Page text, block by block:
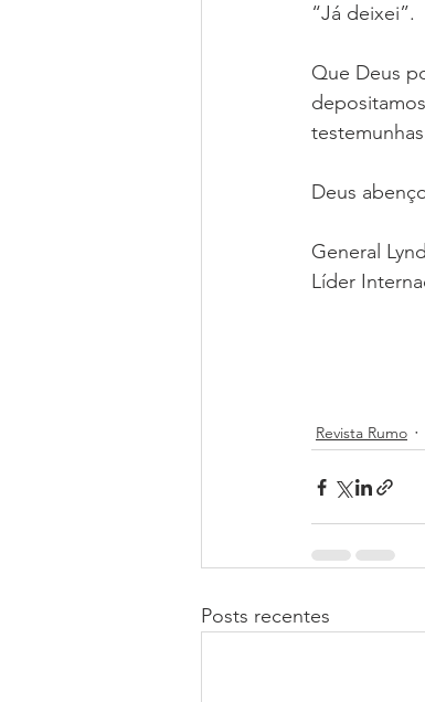
“Já deixei”.
Que Deus
Deus
General
Líder
Revista Rumo
Posts recentes